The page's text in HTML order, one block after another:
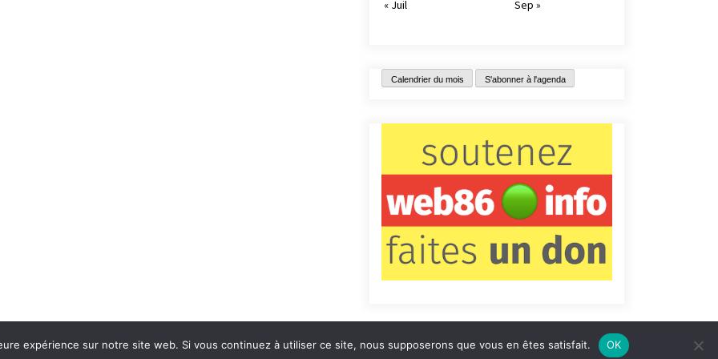
« Juil
Sep »
Calendrier du mois S'abonner à l'agenda
Contact Qui sommes-nous ? Informations légales
expérience sur notre site web. Si vous continuez à utiliser ce site, nous supposerons que vous en êtes satisfait. OK